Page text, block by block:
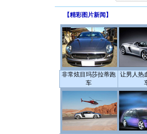
【精彩图片新闻 】
非常炫目玛莎拉蒂跑
车
让男人热